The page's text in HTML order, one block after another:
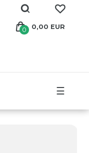
0 0,00 EUR
☰